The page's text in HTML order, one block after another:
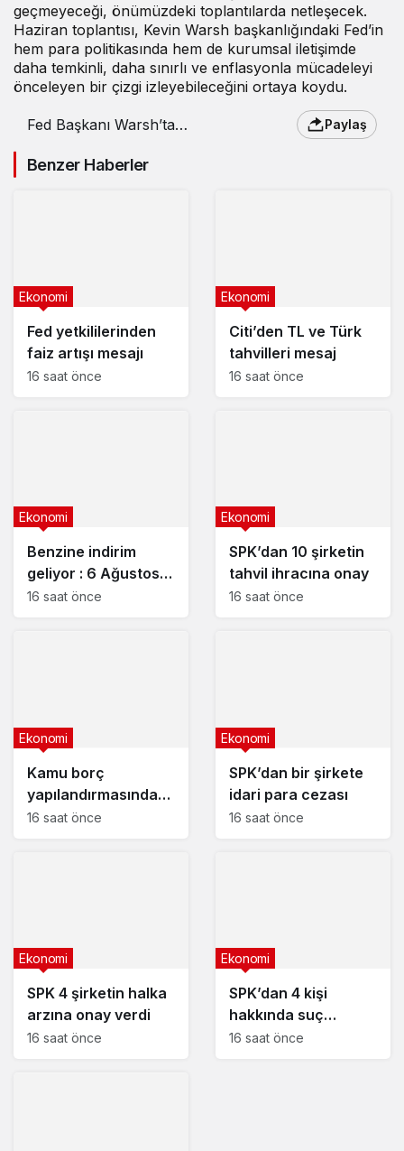
geçmeyeceği, önümüzdeki toplantılarda netleşecek.
Haziran toplantısı, Kevin Warsh başkanlığındaki Fed’in
hem para politikasında hem de kurumsal iletişimde
daha temkinli, daha sınırlı ve enflasyonla mücadeleyi
önceleyen bir çizgi izleyebileceğini ortaya koydu.
Fed Başkanı Warsh’tan
Paylaş
Benzer Haberler
Fed yetkililerinden
faiz artışı mesajı
Ekonomi
16 saat önce
Citi’den TL ve Türk
tahvilleri mesaj
Ekonomi
16 saat önce
Benzine indirim
geliyor : 6 Ağustos
2026 güncel
Ekonomi
16 saat önce
SPK’dan 10 şirketin
tahvil ihracına onay
Ekonomi
16 saat önce
Kamu borç
yapılandırmasında
son başvuru tarihi
Ekonomi
16 saat önce
SPK’dan bir şirkete
idari para cezası
Ekonomi
16 saat önce
SPK 4 şirketin halka
arzına onay verdi
Ekonomi
16 saat önce
SPK’dan 4 kişi
hakkında suç
duyurusu kararı
Ekonomi
16 saat önce